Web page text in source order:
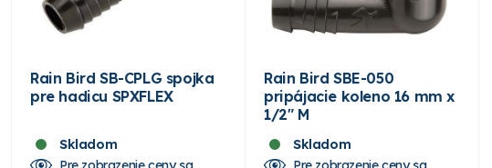
Rain Bird SB-CPLG spojka
pre hadicu SPXFLEX
Skladom
Rain Bird SBE-050
pripájacie koleno 16 mm x
1/2" M
Skladom